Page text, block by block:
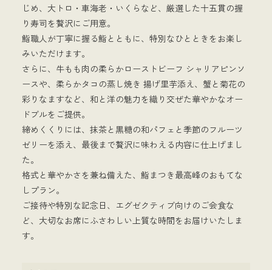
じめ、大トロ・車海老・いくらなど、厳選した十五貫の握
り寿司を贅沢にご用意。
鮨職人が丁寧に握る鮨とともに、特別なひとときをお楽し
みいただけます。
さらに、牛もも肉の柔らかローストビーフ シャリアピンソ
ースや、柔らかタコの蒸し焼き 揚げ里芋添え、蟹と菊花の
彩りなますなど、和と洋の魅力を織り交ぜた華やかなオー
ドブルをご提供。
締めくくりには、抹茶と黒糖の和パフェと季節のフルーツ
ゼリーを添え、最後まで贅沢に味わえる内容に仕上げまし
た。
格式と華やかさを兼ね備えた、鮨まつき最高峰のおもてな
しプラン。
ご接待や特別な記念日、エグゼクティブ向けのご会食な
ど、大切なお席にふさわしい上質な時間をお届けいたしま
す。